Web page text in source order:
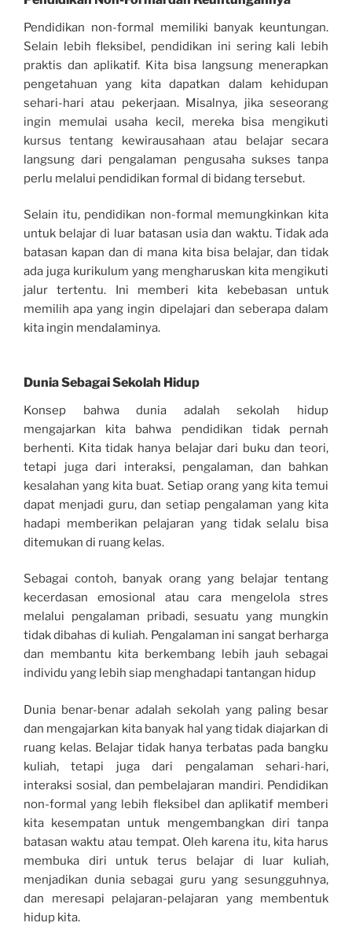
Pendidikan non-formal memiliki banyak keuntungan.
Selain lebih fleksibel, pendidikan ini sering kali lebih
praktis dan aplikatif. Kita bisa langsung menerapkan
pengetahuan yang kita dapatkan dalam kehidupan
sehari-hari atau pekerjaan. Misalnya, jika seseorang
ingin memulai usaha kecil, mereka bisa mengikuti
kursus tentang kewirausahaan atau belajar secara
langsung dari pengalaman pengusaha sukses tanpa
perlu melalui pendidikan formal di bidang tersebut.
Selain itu, pendidikan non-formal memungkinkan kita
untuk belajar di luar batasan usia dan waktu. Tidak ada
batasan kapan dan di mana kita bisa belajar, dan tidak
ada juga kurikulum yang mengharuskan kita mengikuti
jalur tertentu. Ini memberi kita kebebasan untuk
memilih apa yang ingin dipelajari dan seberapa dalam
kita ingin mendalaminya.
Dunia Sebagai Sekolah Hidup
Konsep bahwa dunia adalah sekolah hidup
mengajarkan kita bahwa pendidikan tidak pernah
berhenti. Kita tidak hanya belajar dari buku dan teori,
tetapi juga dari interaksi, pengalaman, dan bahkan
kesalahan yang kita buat. Setiap orang yang kita temui
dapat menjadi guru, dan setiap pengalaman yang kita
hadapi memberikan pelajaran yang tidak selalu bisa
ditemukan di ruang kelas.
Sebagai contoh, banyak orang yang belajar tentang
kecerdasan emosional atau cara mengelola stres
melalui pengalaman pribadi, sesuatu yang mungkin
tidak dibahas di kuliah. Pengalaman ini sangat berharga
dan membantu kita berkembang lebih jauh sebagai
individu yang lebih siap menghadapi tantangan hidup
Dunia benar-benar adalah sekolah yang paling besar
dan mengajarkan kita banyak hal yang tidak diajarkan di
ruang kelas. Belajar tidak hanya terbatas pada bangku
kuliah, tetapi juga dari pengalaman sehari-hari,
interaksi sosial, dan pembelajaran mandiri. Pendidikan
non-formal yang lebih fleksibel dan aplikatif memberi
kita kesempatan untuk mengembangkan diri tanpa
batasan waktu atau tempat. Oleh karena itu, kita harus
membuka diri untuk terus belajar di luar kuliah,
menjadikan dunia sebagai guru yang sesungguhnya,
dan meresapi pelajaran-pelajaran yang membentuk
hidup kita.